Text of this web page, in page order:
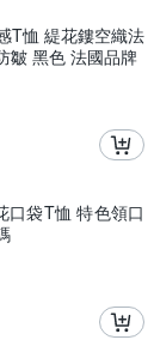
T恤 緹花鏤空織法
皺 黑色 法國品牌
口袋T恤 特色領口